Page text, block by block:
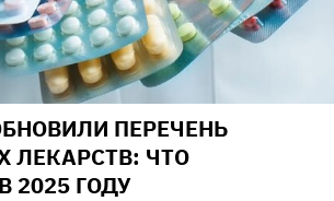
ПЕРЕЧЕНЬ
ЛЕКАРСТВ: ЧТО
2025 ГОДУ